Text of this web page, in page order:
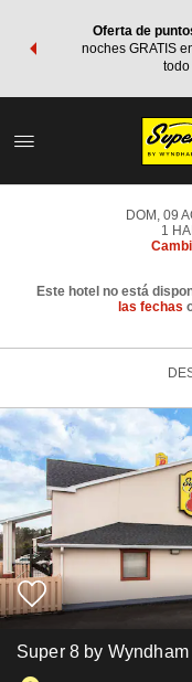
Oferta de
noches GRATIS
DOM, 09
1
Este hotel no está
las fechas
Super 8 by